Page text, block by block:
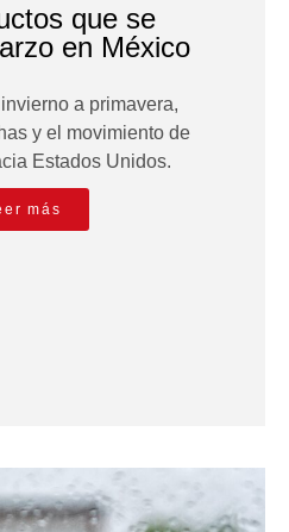
que se
en México
a primavera,
y el movimiento de
Estados Unidos.
más